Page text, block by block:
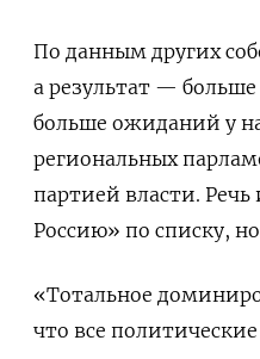
По данным других
а результат —
больше ожиданий у
региональных
партией власти. Речь
Россию» по списку,
«Тотальное
что все